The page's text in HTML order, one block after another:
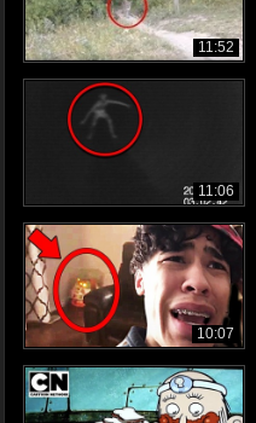
11:52
11:06
10:07